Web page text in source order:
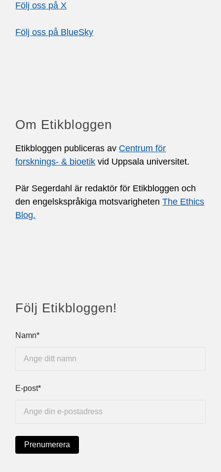
Följ oss på X
Följ oss på BlueSky
Om Etikbloggen
Etikbloggen publiceras av Centrum för
forsknings- & bioetik vid Uppsala universitet.
Pär Segerdahl är redaktör för Etikbloggen och
den engelskspråkiga motsvarighetenThe Ethics
Blog.
Följ Etikbloggen!
Namn*
E-post*